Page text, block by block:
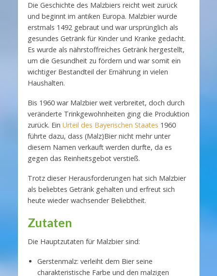
Die Geschichte des Malzbiers reicht weit zurück
und beginnt im antiken Europa. Malzbier wurde
erstmals 1492 gebraut und war ursprünglich als
gesundes Getränk für Kinder und Kranke gedacht.
Es wurde als nährstoffreiches Getränk hergestellt,
um die Gesundheit zu fördern und war somit ein
wichtiger Bestandteil der Ernährung in vielen
Haushalten.
Bis 1960 war Malzbier weit verbreitet, doch durch
veränderte Trinkgewohnheiten ging die Produktion
zurück. Ein Urteil des Bayerischen Staates 1960
führte dazu, dass (Malz)Bier nicht mehr unter
diesem Namen verkauft werden durfte, da es
gegen das Reinheitsgebot verstieß.
Trotz dieser Herausforderungen hat sich Malzbier
als beliebtes Getränk gehalten und erfreut sich
heute wieder wachsender Beliebtheit.
Zutaten
Die Hauptzutaten für Malzbier sind:
Gerstenmalz: verleiht dem Bier seine
charakteristische Farbe und den malzigen